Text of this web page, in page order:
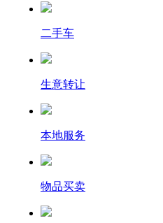
二手车
生意转让
本地服务
物品买卖